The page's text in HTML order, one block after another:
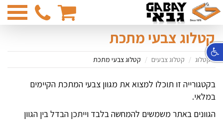
03-
6831374
קטלוג צבעי מתכת
קטלוג קטלוג צבעים קטלוג צבעי מתכת
בקטגורייה זו תוכלו למצוא את מגוון צבעי המתכת הקיימים
במלאי.
הגוונים באתר משמשים להמחשה בלבד וייתכן הבדל בין הגוון